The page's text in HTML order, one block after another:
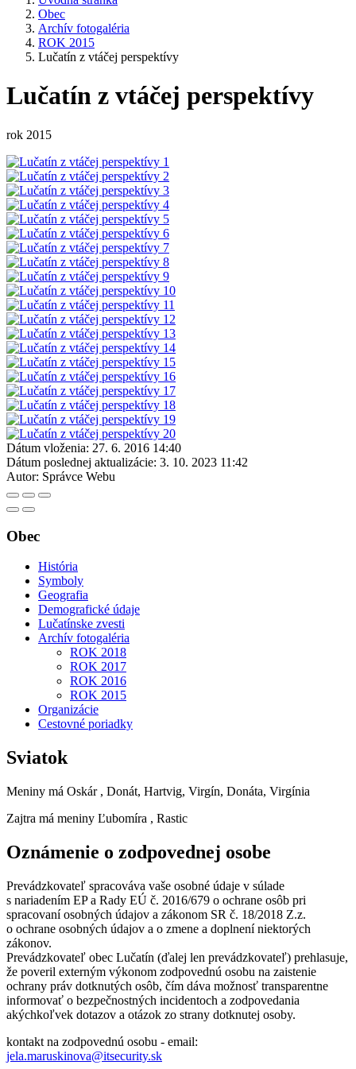
Obec
Archív fotogaléria
ROK 2015
Lučatín z vtáčej perspektívy
Lučatín z vtáčej perspektívy
rok 2015
Dátum vloženia: 27. 6. 2016 14:40
Dátum poslednej aktualizácie: 3. 10. 2023 11:42
Autor: Správce Webu
Obec
História
Symboly
Geografia
Demografické údaje
Lučatínske zvesti
Archív fotogaléria
ROK 2018
ROK 2017
ROK 2016
ROK 2015
Organizácie
Cestovné poriadky
Sviatok
Meniny má Oskár , Donát, Hartvig, Virgín, Donáta, Virgínia
Zajtra má meniny Ľubomíra , Rastic
Oznámenie o zodpovednej osobe
Prevádzkovateľ spracováva vaše osobné údaje v súlade
s nariadením EP a Rady EÚ č. 2016/679 o ochrane osôb pri
spracovaní osobných údajov a zákonom SR č. 18/2018 Z.z.
o ochrane osobných údajov a o zmene a doplnení niektorých
zákonov.
Prevádzkovateľ obec Lučatín (ďalej len prevádzkovateľ) prehlasuje,
že poveril externým výkonom zodpovednú osobu na zaistenie
ochrany práv dotknutých osôb, čím dáva možnosť transparentne
informovať o bezpečnostných incidentoch a zodpovedania
akýchkoľvek dotazov a otázok zo strany dotknutej osoby.
kontakt na zodpovednú osobu - email:
jela.maruskinova@itsecurity.sk